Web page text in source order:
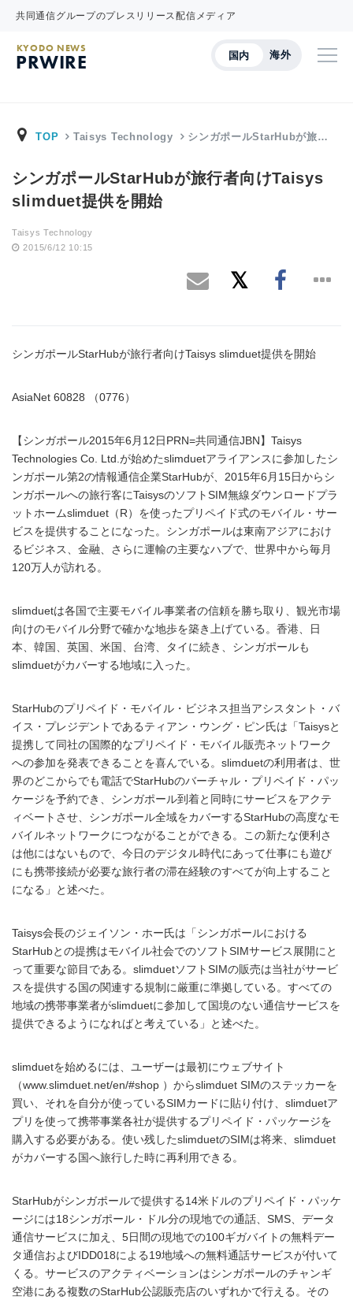
共同通信グループのプレスリリース配信メディア
国内 海外
KYODO NEWS
PRWIRE
TOP Taisys Technology シンガポールStarHubが旅…
シンガポールStarHubが旅行者向けTaisys
slimduet提供を開始
Taisys Technology
2015/6/12 10:15
シンガポールStarHubが旅行者向けTaisys slimduet提供を開始
AsiaNet 60828 （0776）
【シンガポール2015年6月12日PRN=共同通信JBN】Taisys
Technologies Co. Ltd.が始めたslimduetアライアンスに参加したシ
ンガポール第2の情報通信企業StarHubが、2015年6月15日からシ
ンガポールへの旅行客にTaisysのソフトSIM無線ダウンロードプラ
ットホームslimduet（R）を使ったプリペイド式のモバイル・サー
ビスを提供することになった。シンガポールは東南アジアにおけ
るビジネス、金融、さらに運輸の主要なハブで、世界中から毎月
120万人が訪れる。
slimduetは各国で主要モバイル事業者の信頼を勝ち取り、観光市場
向けのモバイル分野で確かな地歩を築き上げている。香港、日
本、韓国、英国、米国、台湾、タイに続き、シンガポールも
slimduetがカバーする地域に入った。
StarHubのプリペイド・モバイル・ビジネス担当アシスタント・バ
イス・プレジデントであるティアン・ウング・ピン氏は「Taisysと
提携して同社の国際的なプリペイド・モバイル販売ネットワーク
への参加を発表できることを喜んでいる。slimduetの利用者は、世
界のどこからでも電話でStarHubのバーチャル・プリペイド・パッ
ケージを予約でき、シンガポール到着と同時にサービスをアクテ
ィベートさせ、シンガポール全域をカバーするStarHubの高度なモ
バイルネットワークにつながることができる。この新たな便利さ
は他にはないもので、今日のデジタル時代にあって仕事にも遊び
にも携帯接続が必要な旅行者の滞在経験のすべてが向上すること
になる」と述べた。
Taisys会長のジェイソン・ホー氏は「シンガポールにおける
StarHubとの提携はモバイル社会でのソフトSIMサービス展開にと
って重要な節目である。slimduetソフトSIMの販売は当社がサービ
スを提供する国の関連する規制に厳重に準拠している。すべての
地域の携帯事業者がslimduetに参加して国境のない通信サービスを
提供できるようになればと考えている」と述べた。
slimduetを始めるには、ユーザーは最初にウェブサイト
（www.slimduet.net/en/#shop ）からslimduet SIMのステッカーを
買い、それを自分が使っているSIMカードに貼り付け、slimduetア
プリを使って携帯事業各社が提供するプリペイド・パッケージを
購入する必要がある。使い残したslimduetのSIMは将来、slimduet
がカバーする国へ旅行した時に再利用できる。
StarHubがシンガポールで提供する14米ドルのプリペイド・パッケ
ージには18シンガポール・ドル分の現地での通話、SMS、データ
通信サービスに加え、5日間の現地での100ギガバイトの無料デー
タ通信およびIDD018による19地域への無料通話サービスが付いて
くる。サービスのアクティベーションはシンガポールのチャンギ
空港にある複数のStarHub公認販売店のいずれかで行える。その